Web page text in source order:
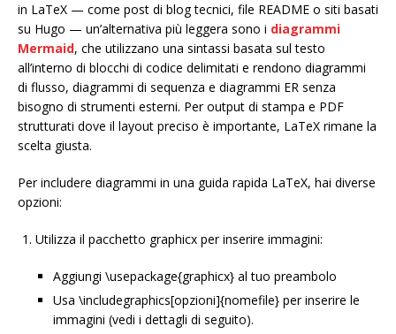
in LaTeX — come post di blog tecnici, file README o siti basati
su Hugo — un’alternativa più leggera sono i diagrammi
Mermaid, che utilizzano una sintassi basata sul testo
all’interno di blocchi di codice delimitati e rendono diagrammi
di flusso, diagrammi di sequenza e diagrammi ER senza
bisogno di strumenti esterni. Per output di stampa e PDF
strutturati dove il layout preciso è importante, LaTeX rimane la
scelta giusta.
Per includere diagrammi in una guida rapida LaTeX, hai diverse
opzioni:
Utilizza il pacchetto graphicx per inserire immagini:
Aggiungi \usepackage{graphicx} al tuo preambolo
Usa \includegraphics[opzioni]{nomefile} per inserire le
immagini (vedi i dettagli di seguito).